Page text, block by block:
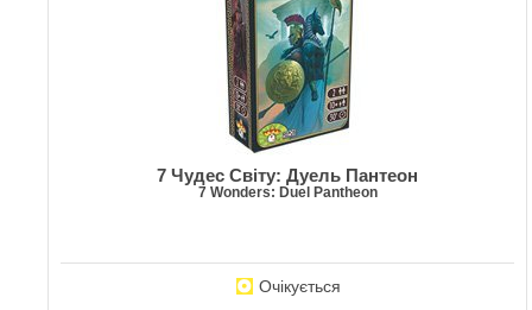
7 Чудес Світу: Дуель Пантеон
7 Wonders: Duel Pantheon
Очікується